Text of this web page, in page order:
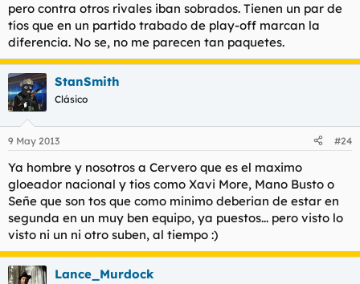
pero contra otros rivales iban sobrados. Tienen un par de
tíos que en un partido trabado de play-off marcan la
diferencia. No se, no me parecen tan paquetes.
StanSmith
Clásico
9 May 2013 #24
Ya hombre y nosotros a Cervero que es el maximo
gloeador nacional y tios como Xavi More, Mano Busto o
Señe que son tos que como minimo deberian de estar en
segunda en un muy ben equipo, ya puestos... pero visto lo
visto ni un ni otro suben, al tiempo :)
Lance_Murdock